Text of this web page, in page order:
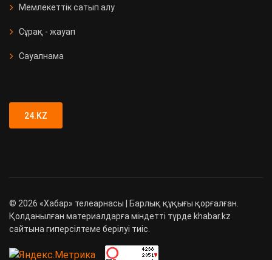
Мемлекеттік сатып алу
Сұрақ - жауап
Сауалнама
24.KZ
© 2026 «Хабар» телеарнасы | Барлық құқығы қорғалған.
Қолданылған материалдарға міндетті түрде khabar.kz
сайтына гиперсілтеме берілуі тиіс.